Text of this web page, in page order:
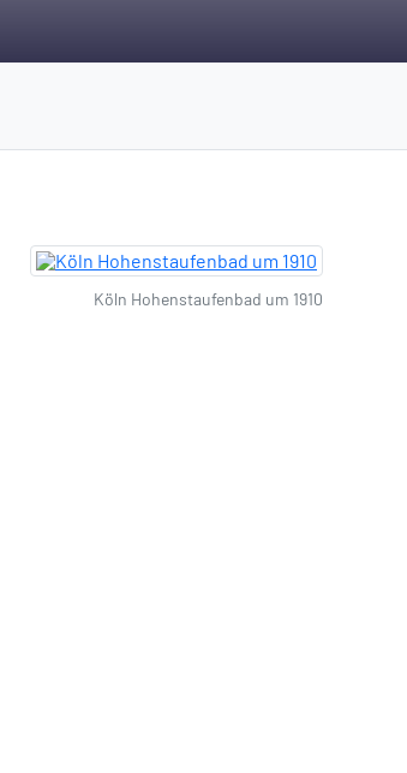
Köln Hohenstaufenbad um 1910